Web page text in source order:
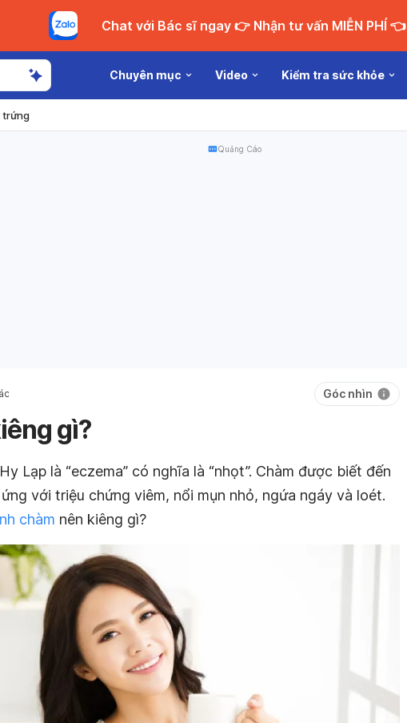
Chat với Bác sĩ ngay 👉 Nhận tư vấn MIỄN PHÍ 👈
Chuyên mục Video Kiểm tra sức khỏe
trứng
Quảng Cáo
Góc nhìn
gì?
Lạp là “eczema” có nghĩa là “nhọt”. Chàm được biết đến
với triệu chứng viêm, nổi mụn nhỏ, ngứa ngáy và loét.
chàm nên kiêng gì?